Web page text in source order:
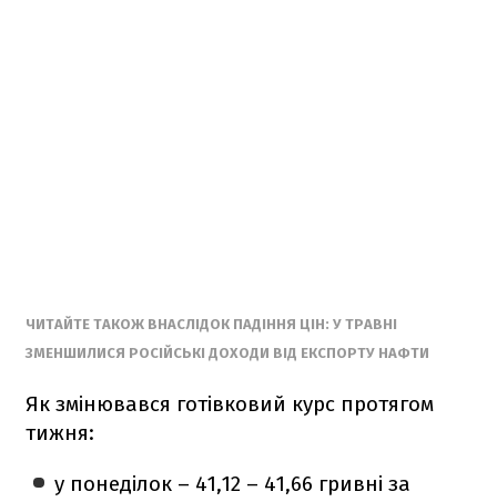
ЧИТАЙТЕ ТАКОЖ ВНАСЛІДОК ПАДІННЯ ЦІН: У ТРАВНІ
ЗМЕНШИЛИСЯ РОСІЙСЬКІ ДОХОДИ ВІД ЕКСПОРТУ НАФТИ
Як змінювався готівковий курс протягом
тижня:
у понеділок – 41,12 – 41,66 гривні за